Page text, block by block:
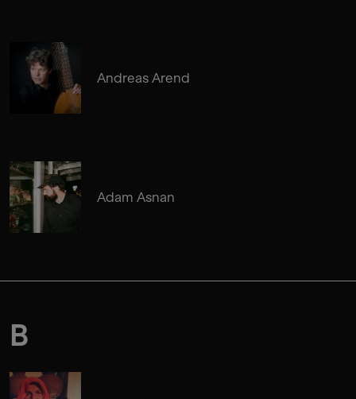
Andreas Arend
Adam Asnan
B